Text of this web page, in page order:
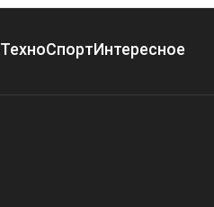
ТехноСпортИнтересное